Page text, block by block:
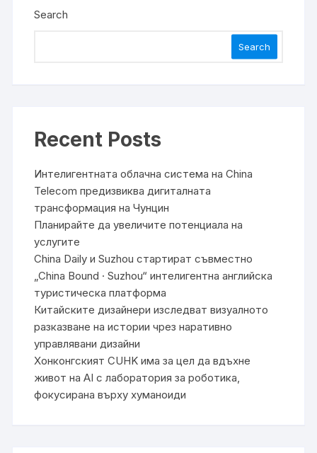
Search
Search
Recent Posts
Интелигентната облачна система на China
Telecom предизвиква дигиталната
трансформация на Чунцин
Планирайте да увеличите потенциала на
услугите
China Daily и Suzhou стартират съвместно
„China Bound · Suzhou“ интелигентна английска
туристическа платформа
Китайските дизайнери изследват визуалното
разказване на истории чрез наративно
управлявани дизайни
Хонконгският CUHK има за цел да вдъхне
живот на AI с лаборатория за роботика,
фокусирана върху хуманоиди